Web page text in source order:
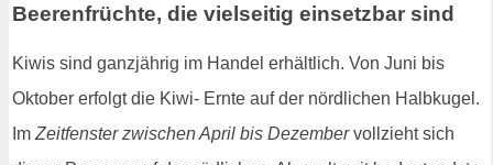
Beerenfrüchte, die vielseitig einsetzbar sind
Kiwis sind ganzjährig im Handel erhältlich. Von Juni bis
Oktober erfolgt die Kiwi- Ernte auf der nördlichen Halbkugel.
Im Zeitfenster zwischen April bis Dezembervollzieht sich